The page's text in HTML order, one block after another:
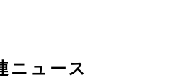
ニュース